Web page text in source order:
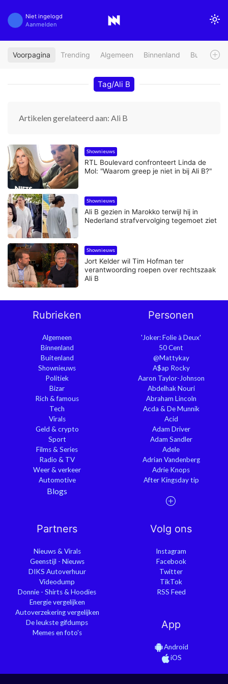
Niet ingelogd
Aanmelden
Voorpagina Trending Algemeen Binnenland Buitenland
Tag/Ali B
Artikelen gerelateerd aan: Ali B
Shownieuws
RTL Boulevard confronteert Linda de
Mol: "Waarom greep je niet in bij Ali B?"
Shownieuws
Ali B gezien in Marokko terwijl hij in
Nederland strafvervolging tegemoet ziet
Shownieuws
Jort Kelder wil Tim Hofman ter
verantwoording roepen over rechtszaak
Ali B
Rubrieken
Algemeen
Binnenland
Buitenland
Shownieuws
Politiek
Bizar
Rich & famous
Tech
Virals
Geld & crypto
Sport
Films & Series
Radio & TV
Weer & verkeer
Automotive
Blogs
Personen
'Joker: Folie à Deux'
50 Cent
@Mattykay
A$ap Rocky
Aaron Taylor-Johnson
Abdelhak Nouri
Abraham Lincoln
Acda & De Munnik
Acid
Adam Driver
Adam Sandler
Adele
Adrian Vandenberg
Adrie Knops
After Kingsday tip
Partners
Nieuws & Virals
Geenstijl - Nieuws
DIKS Autoverhuur
Videodump
Donnie - Shirts & Hoodies
Energie vergelijken
Autoverzekering vergelijken
De leukste gifdumps
Memes en foto's
Volg ons
Instagram
Facebook
Twitter
TikTok
RSS Feed
App
Android
iOS